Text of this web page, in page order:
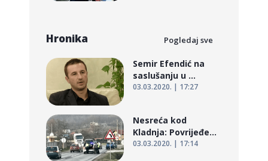
Hronika Pogledaj sve
Semir Efendić na
saslušanju u ...
03.03.2020. | 17:27
Nesreća kod
Kladnja: Povrijeđe...
03.03.2020. | 17:14